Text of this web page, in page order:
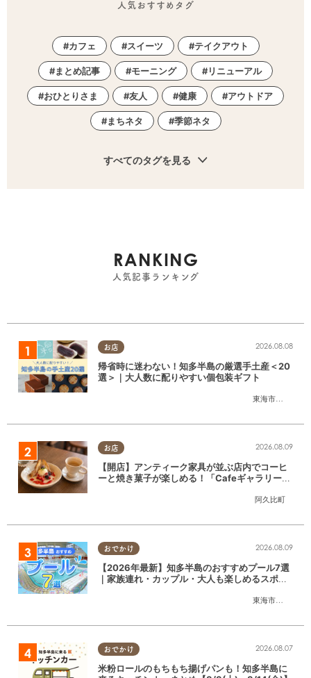
人気おすすめタグ
カフェ スイーツ テイクアウト
まとめ記事 モーニング リニューアル
おひとりさま 友人 健康 アウトドア
まちネタ 季節ネタ
すべてのタグを見る
RANKING
人気記事ランキング
お店
東海市
,大府市
2026.08.08
帰省時に迷わない！知多半島の厳選手土産＜20
選＞｜大人数に配りやすい個包装ギフト
お店
阿久比町
2026.08.09
【開店】アンティーク家具が並ぶ店内でコーヒ
ーと焼き菓子が楽しめる！「CafeギャラリーA
おでかけ
東海市
,大府市
2026.08.09
【2026年最新】知多半島のおすすめプール7選
｜家族連れ・カップル・大人も楽しめるスポッ
おでかけ 2026.08.07
米粉ロールのもちもち揚げパンも！知多半島に